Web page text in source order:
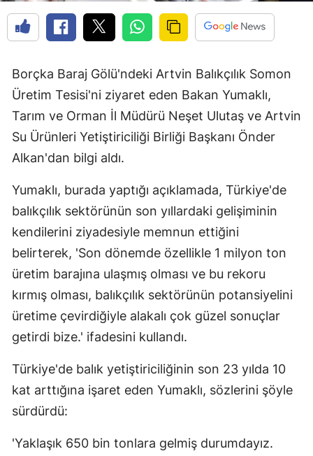
Borçka Baraj Gölü'ndeki Artvin Balıkçılık Somon
Üretim Tesisi'ni ziyaret eden Bakan Yumaklı,
Tarım ve Orman İl Müdürü Neşet Ulutaş ve Artvin
Su Ürünleri Yetiştiriciliği Birliği Başkanı Önder
Alkan'dan bilgi aldı.
Yumaklı, burada yaptığı açıklamada, Türkiye'de
balıkçılık sektörünün son yıllardaki gelişiminin
kendilerini ziyadesiyle memnun ettiğini
belirterek, 'Son dönemde özellikle 1 milyon ton
üretim barajına ulaşmış olması ve bu rekoru
kırmış olması, balıkçılık sektörünün potansiyelini
üretime çevirdiğiyle alakalı çok güzel sonuçlar
getirdi bize.' ifadesini kullandı.
Türkiye'de balık yetiştiriciliğinin son 23 yılda 10
kat arttığına işaret eden Yumaklı, sözlerini şöyle
sürdürdü:
'Yaklaşık 650 bin tonlara gelmiş durumdayız.